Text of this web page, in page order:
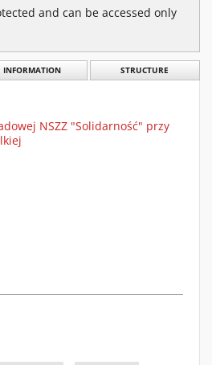
and can be accessed only
INFORMATION STRUCTURE
NSZZ "Solidarność" przy